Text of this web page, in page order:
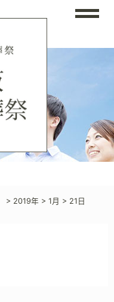
> 2019年 > 1月 > 21日